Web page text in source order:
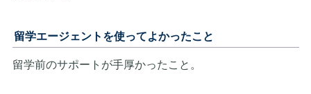
留学エージェントを使ってよかったこと
留学前のサポートが手厚かったこと。